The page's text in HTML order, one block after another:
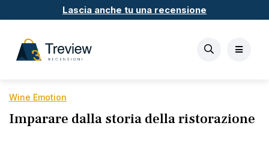
Lascia anche tu una recensione
Wine Emotion
Imparare dalla storia della ristorazione